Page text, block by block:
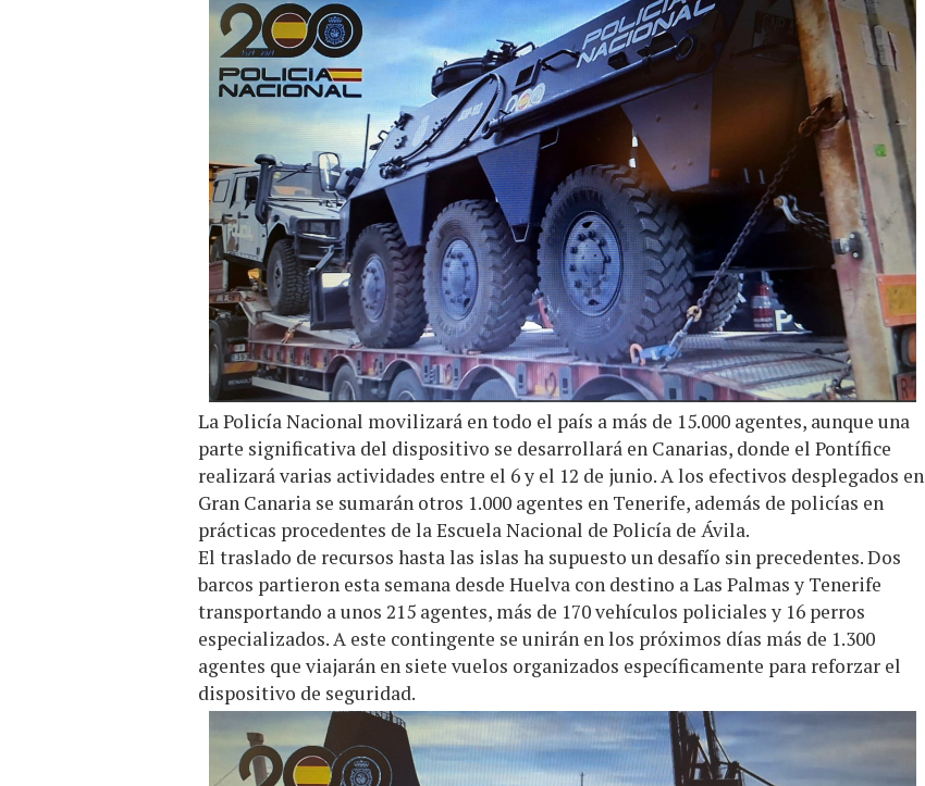
La Policía Nacional movilizará en todo el país a más de 15.000 agentes, aunque una
parte significativa del dispositivo se desarrollará en Canarias, donde el Pontífice
realizará varias actividades entre el 6 y el 12 de junio. A los efectivos desplegados en
Gran Canaria se sumarán otros 1.000 agentes en Tenerife, además de policías en
prácticas procedentes de la Escuela Nacional de Policía de Ávila.
El traslado de recursos hasta las islas ha supuesto un desafío sin precedentes. Dos
barcos partieron esta semana desde Huelva con destino a Las Palmas y Tenerife
transportando a unos 215 agentes, más de 170 vehículos policiales y 16 perros
especializados. A este contingente se unirán en los próximos días más de 1.300
agentes que viajarán en siete vuelos organizados específicamente para reforzar el
dispositivo de seguridad.